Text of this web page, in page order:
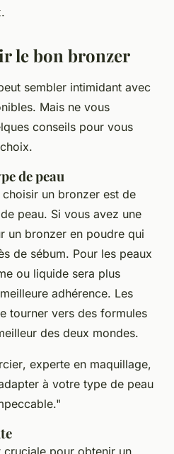
le bon bronzer
sembler intimidant avec
Mais ne vous
conseils pour vous
de peau
un bronzer est de
peau. Si vous avez une
un bronzer en poudre qui
de sébum. Pour les peaux
ou liquide sera plus
adhérence. Les
tourner vers des formules
des deux mondes.
, experte en maquillage,
à votre type de peau
."
pour obtenir un